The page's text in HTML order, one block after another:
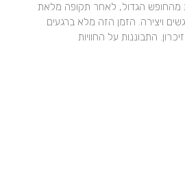
מהחופש הגדול, לאחר תקופה מלאת
ויצירה. הזמן הזה מלא ברגעים
התבוננות על החוויות